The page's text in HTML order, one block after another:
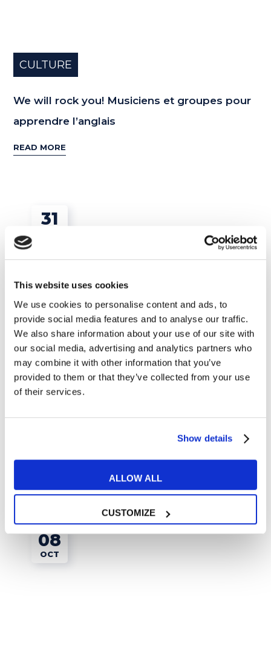
This website uses cookies
We use cookies to personalise content and ads, to
provide social media features and to analyse our traffic.
We also share information about your use of our site with
our social media, advertising and analytics partners who
may combine it with other information that you’ve
provided to them or that they’ve collected from your use
of their services.
Show details
ALLOW ALL
CUSTOMIZE
CULTURE
We will rock you! Musiciens et groupes pour
apprendre l’anglais
READ MORE
31
CULTURE
Faire une carte pour la fête des mères en
08
OCT